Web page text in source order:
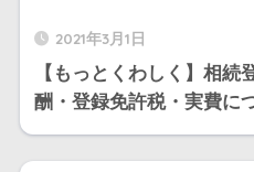
2021年3月1日
【もっとくわしく】相続
酬・登録免許税・実費に